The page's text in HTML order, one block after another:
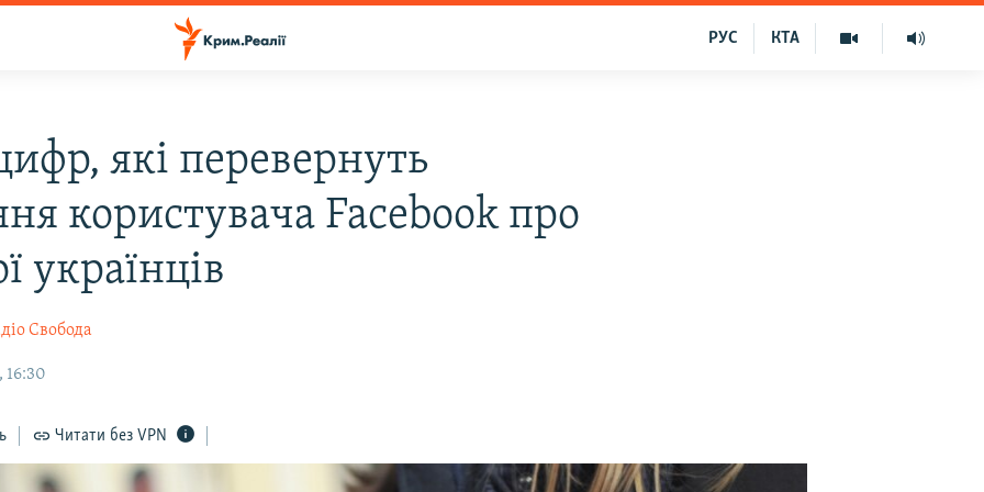
КТА
РУС
які перевернуть
користувача Facebook про
українців
Свобода
16:30
Читати без VPN